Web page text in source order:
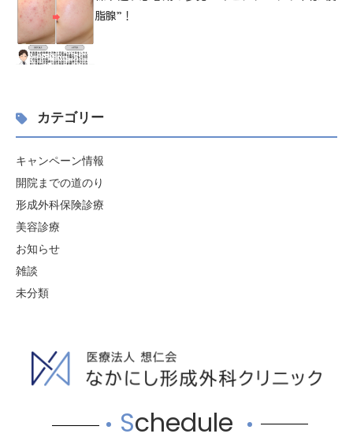
脂腺”！
カテゴリー
キャンペーン情報
開院までの道のり
形成外科保険診療
美容診療
お知らせ
雑談
未分類
Schedule